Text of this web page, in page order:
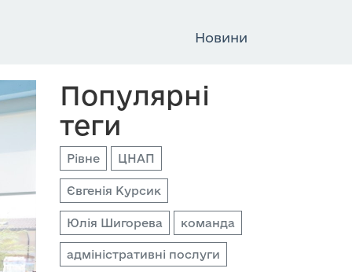
Новини
Популярні
теги
Рівне ЦНАП
Євгенія Курсик
Юлія Шигорева команда
адміністративні послуги